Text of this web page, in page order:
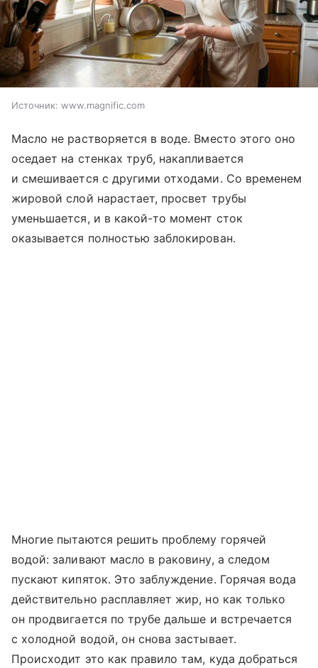
Источник: www.magnific.com
Масло не растворяется в воде. Вместо этого оно
оседает на стенках труб, накапливается
и смешивается с другими отходами. Со временем
жировой слой нарастает, просвет трубы
уменьшается, и в какой-то момент сток
оказывается полностью заблокирован.
Многие пытаются решить проблему горячей
водой: заливают масло в раковину, а следом
пускают кипяток. Это заблуждение. Горячая вода
действительно расплавляет жир, но как только
он продвигается по трубе дальше и встречается
с холодной водой, он снова застывает.
Происходит это как правило там, куда добраться